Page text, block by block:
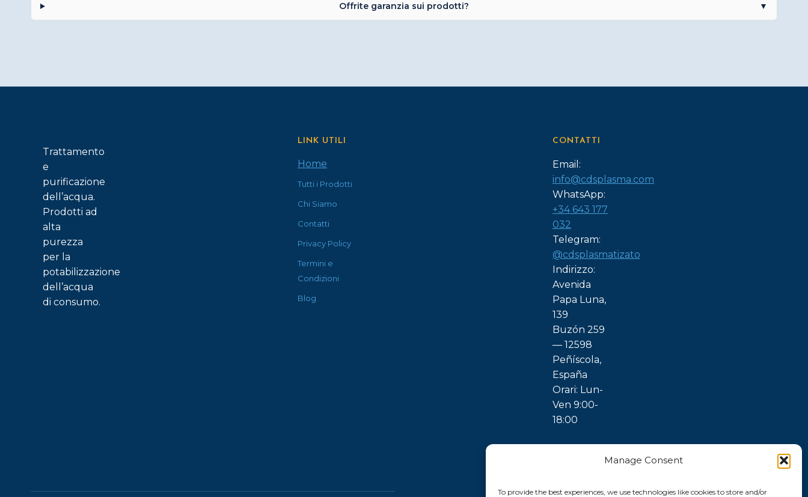
Manage Consent
To provide the best experiences, we use technologies like cookies to store and/or
Offrite garanzia sui prodotti? ▼
Trattamento
e
purificazione
dell’acqua.
Prodotti ad
alta
purezza
per la
potabilizzazione
dell’acqua
di consumo.
LINK UTILI
Home
Tutti i Prodotti
Chi Siamo
Contatti
Privacy Policy
Termini e
Condizioni
Blog
CONTATTI
Email:
info@cdsplasma.com
WhatsApp:
+34 643 177
032
Telegram:
@cdsplasmatizato
Indirizzo:
Avenida
Papa Luna,
139
Buzón 259
— 12598
Peñíscola,
España
Orari: Lun-
Ven 9:00-
18:00